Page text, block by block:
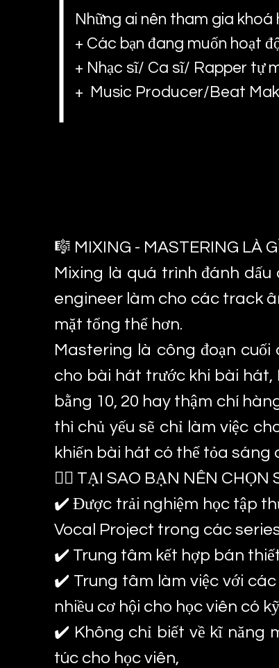
Những ai nên tham gia khoá
+ Các bạn đang muốn hoạt
+ Nhạc sĩ/ Ca sĩ/ Rapper tự
+ Music Producer/Beat
️🎼 MIXING - MASTERING LÀ
Mixing là quá trình đánh dấu
engineer làm cho các track
mặt tổng thể hơn.
Mastering là công đoạn
cho bài hát trước khi bài hát,
bằng 10, 20 hay thậm chí
thì chủ yếu sẽ chỉ làm việc
khiến bài hát có thể tỏa sáng
👍🏽 TẠI SAO BẠN NÊN CHỌN
✔️ Được trải nghiệm học tập
Vocal Project trong các
✔️ Trung tâm kết hợp bán
✔️ Trung tâm làm việc với
nhiều cơ hội cho học viên có
✔️ Không chỉ biết về kĩ năng
túc cho học viên,